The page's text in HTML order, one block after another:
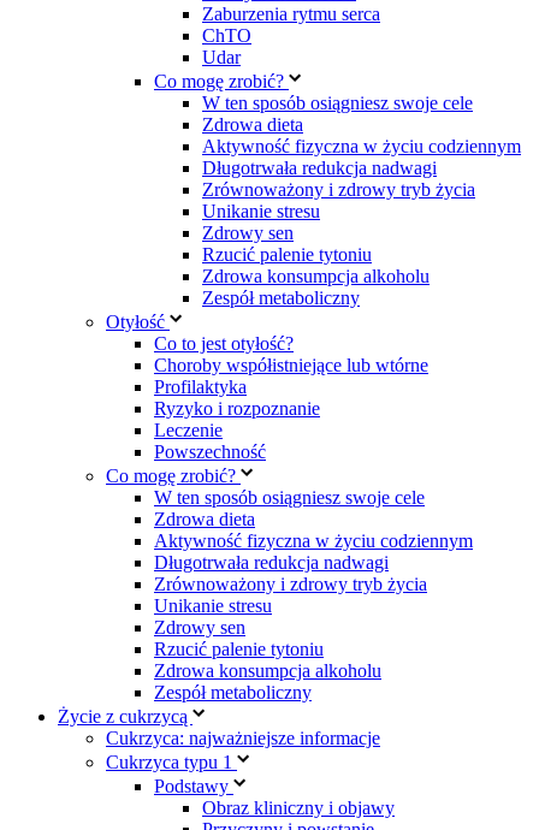
Zaburzenia rytmu serca
ChTO
Udar
Co mogę zrobić?
W ten sposób osiągniesz swoje cele
Zdrowa dieta
Aktywność fizyczna w życiu codziennym
Długotrwała redukcja nadwagi
Zrównoważony i zdrowy tryb życia
Unikanie stresu
Zdrowy sen
Rzucić palenie tytoniu
Zdrowa konsumpcja alkoholu
Zespół metaboliczny
Otyłość
Co to jest otyłość?
Choroby współistniejące lub wtórne
Profilaktyka
Ryzyko i rozpoznanie
Leczenie
Powszechność
Co mogę zrobić?
W ten sposób osiągniesz swoje cele
Zdrowa dieta
Aktywność fizyczna w życiu codziennym
Długotrwała redukcja nadwagi
Zrównoważony i zdrowy tryb życia
Unikanie stresu
Zdrowy sen
Rzucić palenie tytoniu
Zdrowa konsumpcja alkoholu
Zespół metaboliczny
Życie z cukrzycą
Cukrzyca: najważniejsze informacje
Cukrzyca typu 1
Podstawy
Obraz kliniczny i objawy